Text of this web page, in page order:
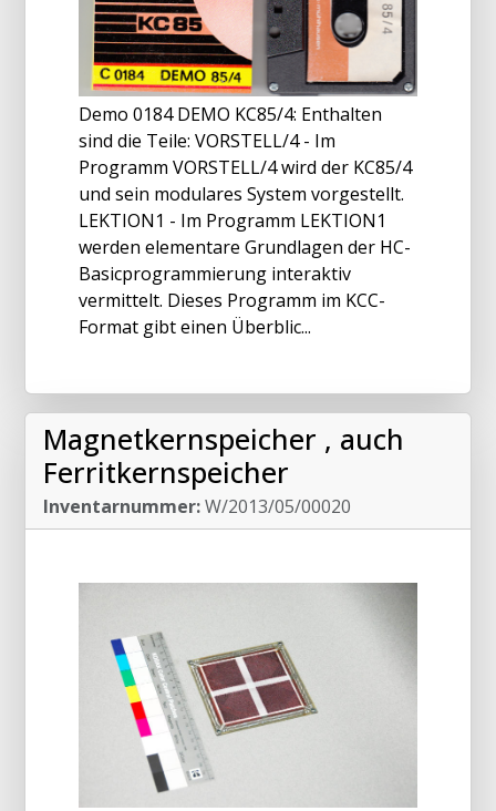
Demo 0184 DEMO KC85/4: Enthalten
sind die Teile: VORSTELL/4 - Im
Programm VORSTELL/4 wird der KC85/4
und sein modulares System vorgestellt.
LEKTION1 - Im Programm LEKTION1
werden elementare Grundlagen der HC-
Basicprogrammierung interaktiv
vermittelt. Dieses Programm im KCC-
Format gibt einen Überblic...
Magnetkernspeicher , auch
Ferritkernspeicher
Inventarnummer:W/2013/05/00020